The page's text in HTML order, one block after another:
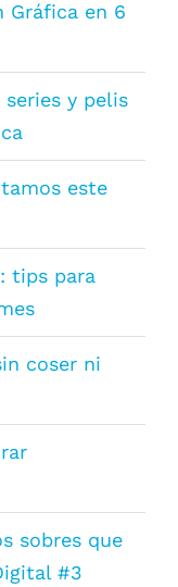
Gráfica en 6
y pelis
este
tips para
coser ni
sobres que
#3